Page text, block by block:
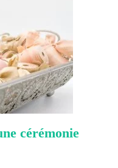
cérémonie